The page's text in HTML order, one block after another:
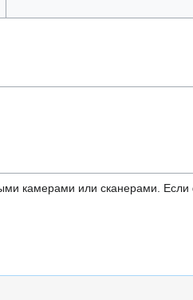
камерами или сканерами. Если